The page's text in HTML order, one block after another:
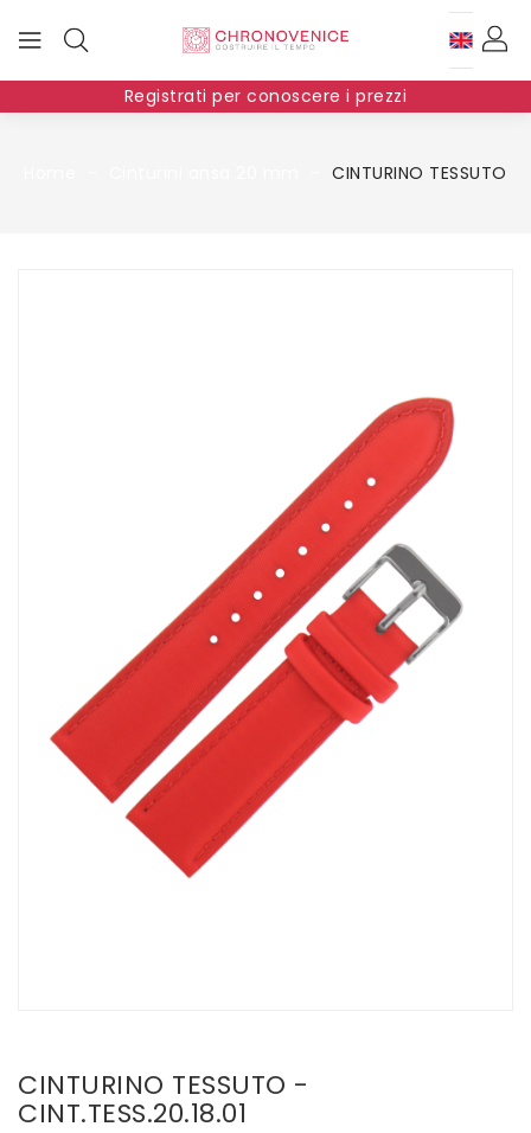
Registrati per conoscere i prezzi
CINTURINO TESSUTO
CINTURINO TESSUTO -
CINT.TESS.20.18.01